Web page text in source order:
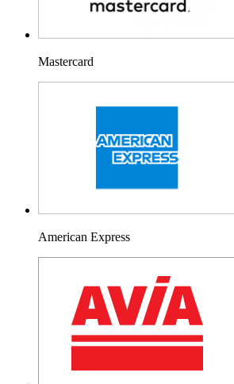
Mastercard
American Express